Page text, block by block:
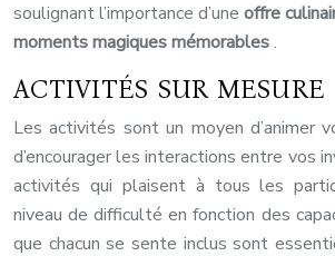
soulignant l’importance d’une offre
moments magiques mémorables.
ACTIVITÉS SUR MESURE
Les activités sont un moyen d’animer
d’encourager les interactions entre vos
activités qui plaisent à tous les
niveau de difficulté en fonction des
que chacun se sente inclus sont